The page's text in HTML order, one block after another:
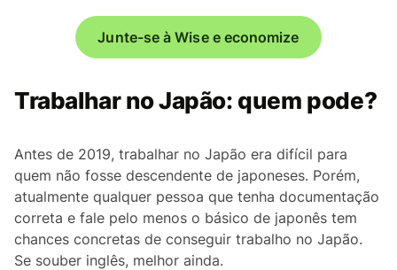
Junte-se à Wise e economize
Trabalhar no Japão: quem pode?
Antes de 2019, trabalhar no Japão era difícil para
quem não fosse descendente de japoneses. Porém,
atualmente qualquer pessoa que tenha documentação
correta e fale pelo menos o básico de japonês tem
chances concretas de conseguir trabalho no Japão.
Se souber inglês, melhor ainda.